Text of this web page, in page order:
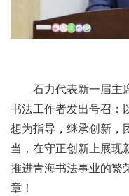
石力代表新一届主
书法工作者发出号召：
想为指导，继承创新，
当，在守正创新上展现
推进青海书法事业的繁
章！